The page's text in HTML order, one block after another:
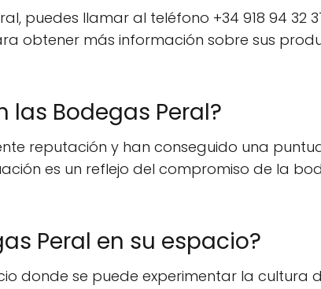
puedes llamar al teléfono +34 918 94 32
obtener más información sobre sus
Bodegas Peral?
reputación y han conseguido una
es un reflejo del compromiso de la
Peral en su espacio?
donde se puede experimentar la cultura